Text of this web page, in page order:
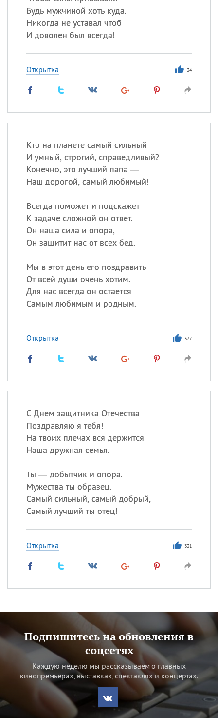
Будь мужчиной хоть куда.
Никогда не уставал чтоб
И доволен был всегда!
Открытка 34
Кто на планете самый сильный
И умный, строгий, справедливый?
Конечно, это лучший папа —
Наш дорогой, самый любимый!
Всегда поможет и подскажет
К задаче сложной он ответ.
Он наша сила и опора,
Он защитит нас от всех бед.
Мы в этот день его поздравить
От всей души очень хотим.
Для нас всегда он остается
Самым любимым и родным.
Открытка 377
С Днем защитника Отечества
Поздравляю я тебя!
На твоих плечах вся держится
Наша дружная семья.
Ты — добытчик и опора.
Мужества ты образец.
Самый сильный, самый добрый,
Самый лучший ты отец!
Открытка 331
Подпишитесь на обновления в
соцсетях
Каждую неделю мы рассказываем о главных
кинопремьерах, выставках, спектаклях и концертах.